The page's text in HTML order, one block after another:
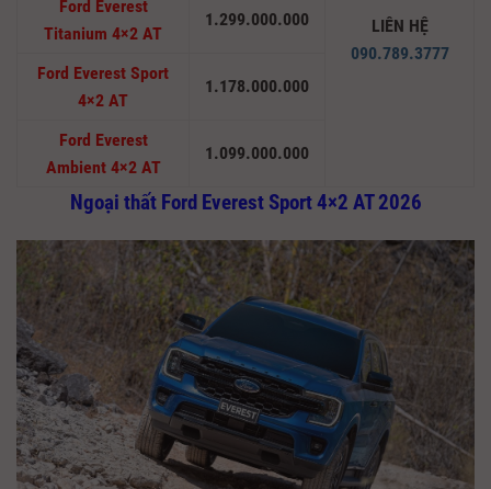
LIÊN HỆ
090.789.3777
Ford Everest
Titanium 4×2 AT
1.299.000.000
Ford Everest Sport
4×2 AT
1.178.000.000
Ford Everest
Ambient 4×2 AT
1.099.000.000
Ngoại thất Ford Everest Sport 4×2 AT 2026